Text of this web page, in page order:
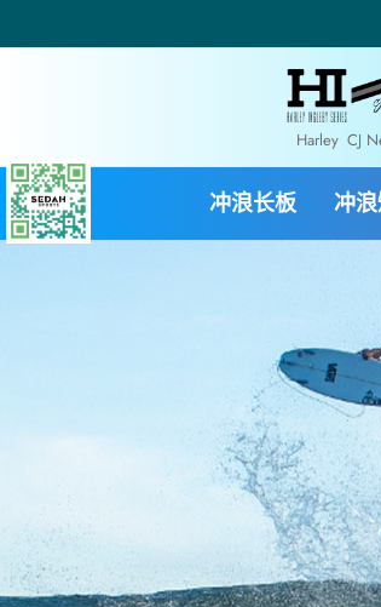
Harley CJ
冲浪长板 冲